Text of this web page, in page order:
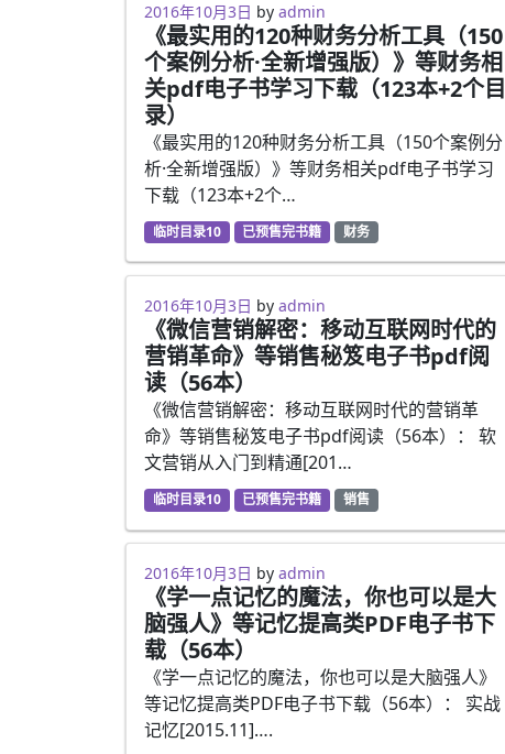
2016年10月3日 by admin
《最实用的120种财务分析工具（150
个案例分析·全新增强版）》等财务相
关pdf电子书学习下载（123本+2个目
录）
《最实用的120种财务分析工具（150个案例分
析·全新增强版）》等财务相关pdf电子书学习
下载（123本+2个…
临时目录10 已预售完书籍 财务
2016年10月3日 by admin
《微信营销解密：移动互联网时代的
营销革命》等销售秘笈电子书pdf阅
读（56本）
《微信营销解密：移动互联网时代的营销革
命》等销售秘笈电子书pdf阅读（56本）： 软
文营销从入门到精通[201…
临时目录10 已预售完书籍 销售
2016年10月3日 by admin
《学一点记忆的魔法，你也可以是大
脑强人》等记忆提高类PDF电子书下
载（56本）
《学一点记忆的魔法，你也可以是大脑强人》
等记忆提高类PDF电子书下载（56本）： 实战
记忆[2015.11]….